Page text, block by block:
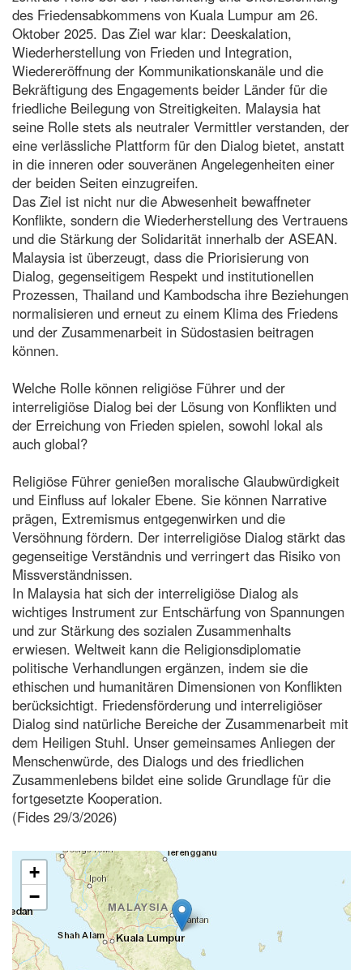
des Friedensabkommens von Kuala Lumpur am 26.
Oktober 2025. Das Ziel war klar: Deeskalation,
Wiederherstellung von Frieden und Integration,
Wiedereröffnung der Kommunikationskanäle und die
Bekräftigung des Engagements beider Länder für die
friedliche Beilegung von Streitigkeiten. Malaysia hat
seine Rolle stets als neutraler Vermittler verstanden, der
eine verlässliche Plattform für den Dialog bietet, anstatt
in die inneren oder souveränen Angelegenheiten einer
der beiden Seiten einzugreifen.
Das Ziel ist nicht nur die Abwesenheit bewaffneter
Konflikte, sondern die Wiederherstellung des Vertrauens
und die Stärkung der Solidarität innerhalb der ASEAN.
Malaysia ist überzeugt, dass die Priorisierung von
Dialog, gegenseitigem Respekt und institutionellen
Prozessen, Thailand und Kambodscha ihre Beziehungen
normalisieren und erneut zu einem Klima des Friedens
und der Zusammenarbeit in Südostasien beitragen
können.
Welche Rolle können religiöse Führer und der
interreligiöse Dialog bei der Lösung von Konflikten und
der Erreichung von Frieden spielen, sowohl lokal als
auch global?
Religiöse Führer genießen moralische Glaubwürdigkeit
und Einfluss auf lokaler Ebene. Sie können Narrative
prägen, Extremismus entgegenwirken und die
Versöhnung fördern. Der interreligiöse Dialog stärkt das
gegenseitige Verständnis und verringert das Risiko von
Missverständnissen.
In Malaysia hat sich der interreligiöse Dialog als
wichtiges Instrument zur Entschärfung von Spannungen
und zur Stärkung des sozialen Zusammenhalts
erwiesen. Weltweit kann die Religionsdiplomatie
politische Verhandlungen ergänzen, indem sie die
ethischen und humanitären Dimensionen von Konflikten
berücksichtigt. Friedensförderung und interreligiöser
Dialog sind natürliche Bereiche der Zusammenarbeit mit
dem Heiligen Stuhl. Unser gemeinsames Anliegen der
Menschenwürde, des Dialogs und des friedlichen
Zusammenlebens bildet eine solide Grundlage für die
fortgesetzte Kooperation.
(Fides 29/3/2026)
+
−